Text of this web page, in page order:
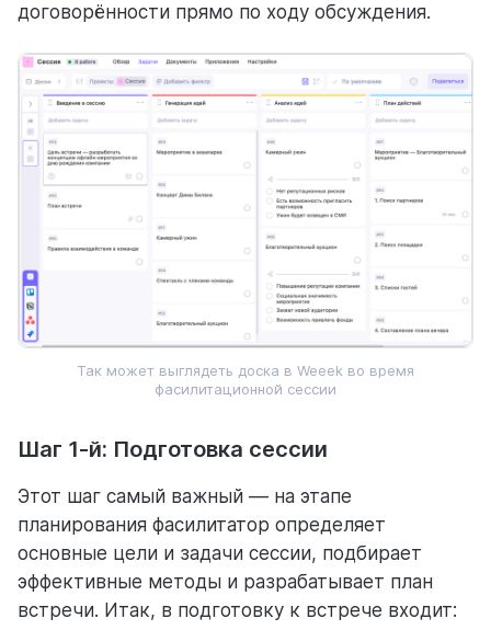
договорённости прямо по ходу обсуждения.
Так может выглядеть доска в Weeek во время
фасилитационной сессии
Шаг 1-й: Подготовка сессии
Этот шаг самый важный –– на этапе
планирования фасилитатор определяет
основные цели и задачи сессии, подбирает
эффективные методы и разрабатывает план
встречи. Итак, в подготовку к встрече входит: